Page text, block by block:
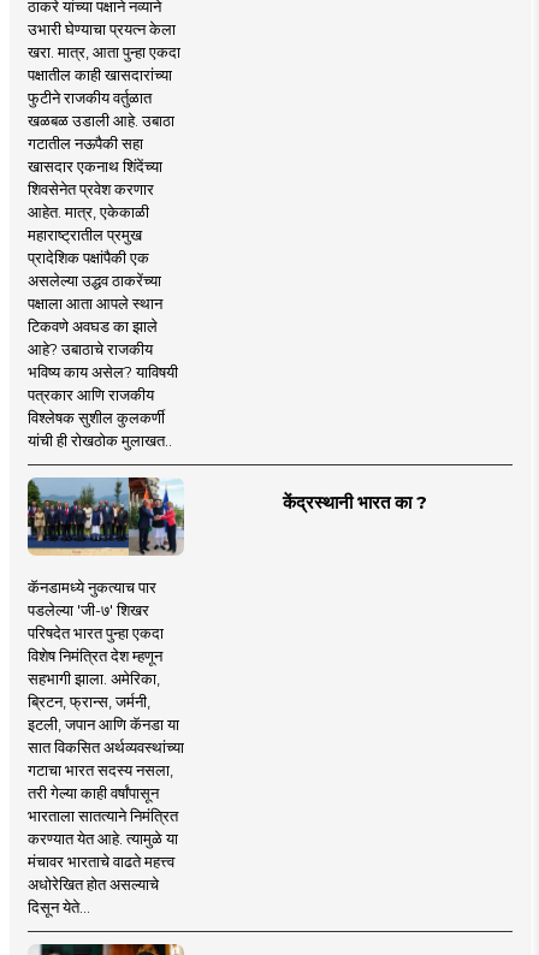
ठाकरे यांच्या पक्षाने नव्याने
उभारी घेण्याचा प्रयत्न केला
खरा. मात्र, आता पुन्हा एकदा
पक्षातील काही खासदारांच्या
फुटीने राजकीय वर्तुळात
खळबळ उडाली आहे. उबाठा
गटातील नऊपैकी सहा
खासदार एकनाथ शिंदेंच्या
शिवसेनेत प्रवेश करणार
आहेत. मात्र, एकेकाळी
महाराष्ट्रातील प्रमुख
प्रादेशिक पक्षांपैकी एक
असलेल्या उद्धव ठाकरेंच्या
पक्षाला आता आपले स्थान
टिकवणे अवघड का झाले
आहे? उबाठाचे राजकीय
भविष्य काय असेल? याविषयी
पत्रकार आणि राजकीय
विश्लेषक सुशील कुलकर्णी
यांची ही रोखठोक मुलाखत..
केंद्रस्थानी भारत का ?
कॅनडामध्ये नुकत्याच पार
पडलेल्या 'जी-७' शिखर
परिषदेत भारत पुन्हा एकदा
विशेष निमंत्रित देश म्हणून
सहभागी झाला. अमेरिका,
ब्रिटन, फ्रान्स, जर्मनी,
इटली, जपान आणि कॅनडा या
सात विकसित अर्थव्यवस्थांच्या
गटाचा भारत सदस्य नसला,
तरी गेल्या काही वर्षांपासून
भारताला सातत्याने निमंत्रित
करण्यात येत आहे. त्यामुळे या
मंचावर भारताचे वाढते महत्त्व
अधोरेखित होत असल्याचे
दिसून येते...